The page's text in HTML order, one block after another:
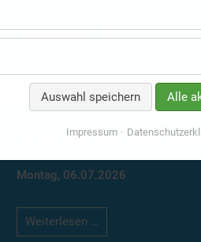
Weiterlesen …
Montag, 06.07.2026
Weiterlesen …
Auswahl speichern Alle
Impressum